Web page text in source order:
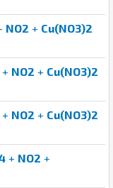
NO2 + Cu(NO3)2
+ NO2 + Cu(NO3)2
+ NO2 + Cu(NO3)2
+ NO2 +